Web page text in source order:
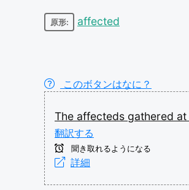
原形: affected
このボタンはなに？
The affecteds gathered at
翻訳する
聞き取れるようになる
詳細